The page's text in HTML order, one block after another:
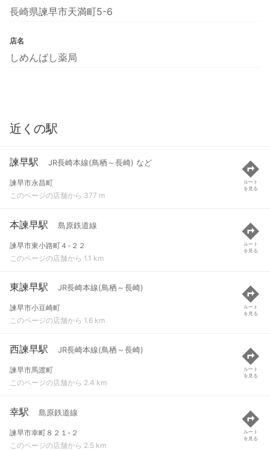
長崎県諫早市天満町5-6
店名
しめんばし薬局
近くの駅
諫早駅 JR長崎本線(鳥栖～長崎) など
諫早市永昌町
このページの店舗から 377 m
ルート
を見る
本諫早駅 島原鉄道線
諫早市東小路町４-２２
このページの店舗から 1.1 km
ルート
を見る
東諫早駅 JR長崎本線(鳥栖～長崎)
諫早市小豆崎町
このページの店舗から 1.6 km
ルート
を見る
西諫早駅 JR長崎本線(鳥栖～長崎)
諫早市馬渡町
このページの店舗から 2.4 km
ルート
を見る
幸駅 島原鉄道線
諫早市幸町８２１-２
このページの店舗から 2.5 km
ルート
を見る